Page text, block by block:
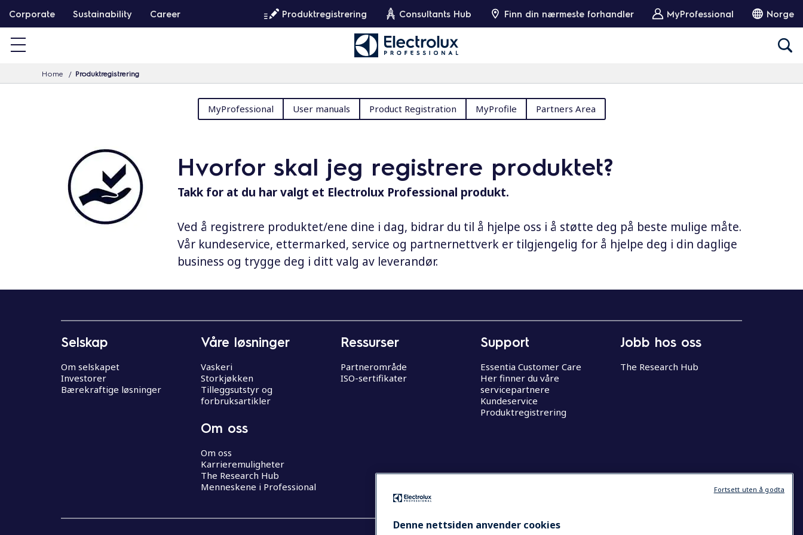
k
Corporate Sustainability Career Produktregistrering Consultants Hub Finn din nærmeste forhandler MyProfessional Norge
Home Produktregistrering
MyProfessional User manuals Product Registration MyProfile Partners Area
Hvorfor skal jeg registrere produktet?
Takk for at du har valgt et Electrolux Professional produkt.
Ved å registrere produktet/ene dine i dag, bidrar du til å hjelpe oss i å støtte deg på beste mulige måte.
Vår kundeservice, ettermarked, service og partnernettverk er tilgjengelig for å hjelpe deg i din daglige
business og trygge deg i ditt valg av leverandør.
Selskap
Om selskapet
Investorer
Bærekraftige løsninger
Våre løsninger
Vaskeri
Storkjøkken
Tilleggsutstyr og
forbruksartikler
Om oss
Om oss
Karrieremuligheter
The Research Hub
Menneskene i Professional
Ressurser
Partnerområde
ISO-sertifikater
Support
Essentia Customer Care
Her finner du våre
servicepartnere
Kundeservice
Produktregistrering
Jobb hos oss
The Research Hub
Denne nettsiden anvender cookies
Fortsett uten å godta